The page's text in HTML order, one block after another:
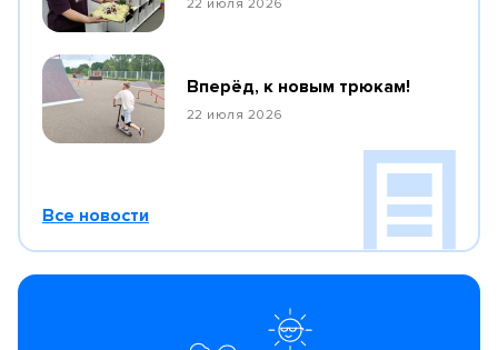
22 июля 2026
Вперёд, к новым трюкам!
22 июля 2026
Все новости